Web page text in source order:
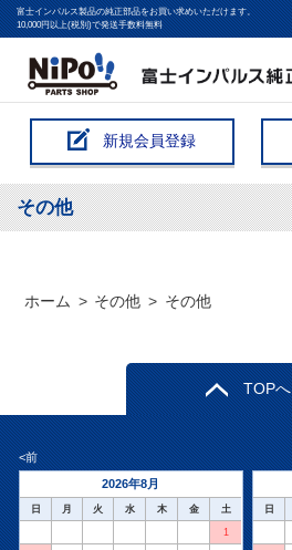
富士インパルス製品の純正部品をお買い求めいただけます。
10,000円以上(税別)で発送手数料無料
新規会員登録
その他
ホーム > その他 > その他
TOPへ
<前
2026年8月
日 月 火 水 木 金 土
1
日